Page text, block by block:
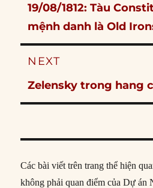
Previous
post:
19/08/1812: Tàu
mệnh danh là Old
NEXT
Next
post:
Zelensky trong hang
Các bài viết trên trang thể hiện
không phải quan điểm của Dự án